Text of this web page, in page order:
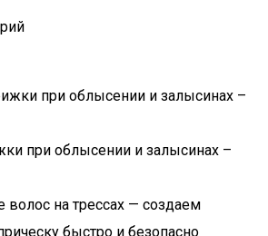
при облысении и залысинах –